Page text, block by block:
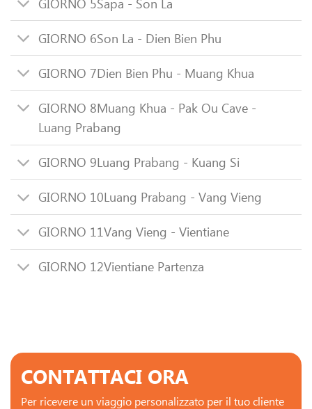
GIORNO 6Son La - Dien Bien Phu
GIORNO 7Dien Bien Phu - Muang Khua
GIORNO 8Muang Khua - Pak Ou Cave -
Luang Prabang
GIORNO 9Luang Prabang - Kuang Si
GIORNO 10Luang Prabang - Vang Vieng
GIORNO 11Vang Vieng - Vientiane
GIORNO 12Vientiane Partenza
CONTATTACI ORA
Per ricevere un viaggio personalizzato per il tuo cliente